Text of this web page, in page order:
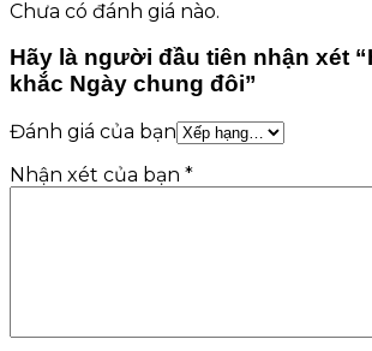
Chưa có đánh giá nào.
Hãy là người đầu tiên nhận xét
khắc Ngày chung đôi”
Đánh giá của bạn
Nhận xét của bạn *